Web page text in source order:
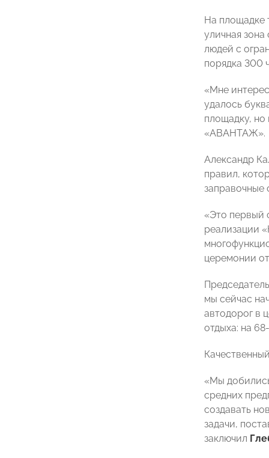
На площадке
уличная
людей с
порядка 300
«Мне
удалось
площадку, но
«АВАНТАЖ».
Александр
правил,
заправочные
«Это первый
реализации
церемонии
мы сейчас
автодорог в
отдыха: на
«Мы
средних
создавать
задачи,
заключил